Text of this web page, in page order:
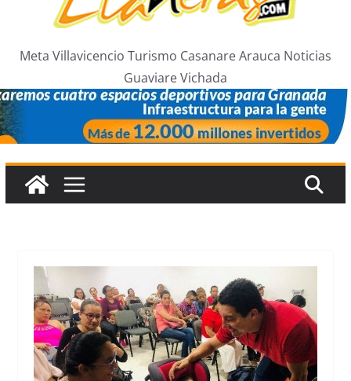
Meta Villavicencio Turismo Casanare Arauca Noticias
Guaviare Vichada